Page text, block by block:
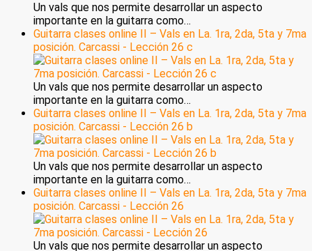
Un vals que nos permite desarrollar un aspecto
importante en la guitarra como…
Guitarra clases online II – Vals en La. 1ra, 2da, 5ta y 7ma
posición. Carcassi - Lección 26 c
Un vals que nos permite desarrollar un aspecto
importante en la guitarra como…
Guitarra clases online II – Vals en La. 1ra, 2da, 5ta y 7ma
posición. Carcassi - Lección 26 b
Un vals que nos permite desarrollar un aspecto
importante en la guitarra como…
Guitarra clases online II – Vals en La. 1ra, 2da, 5ta y 7ma
posición. Carcassi - Lección 26
Un vals que nos permite desarrollar un aspecto